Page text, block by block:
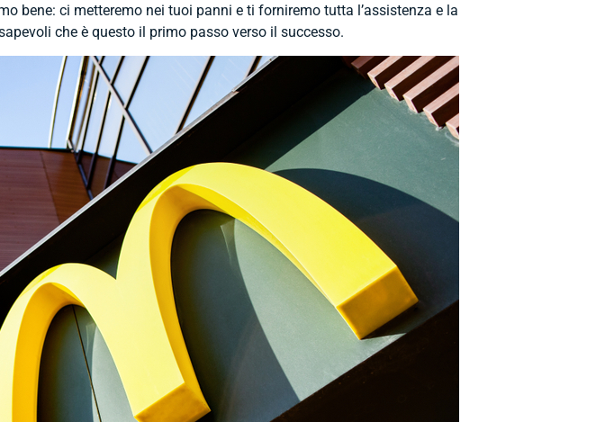
bene: ci metteremo nei tuoi panni e ti forniremo tutta l’assistenza e la
che è questo il primo passo verso il successo.